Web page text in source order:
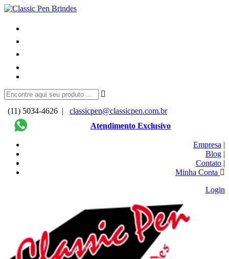
(11) 5034-4626 |
classicpen@classicpen.com.br
Atendimento Exclusivo
Empresa |
Blog |
Contato |
Minha Conta
Login